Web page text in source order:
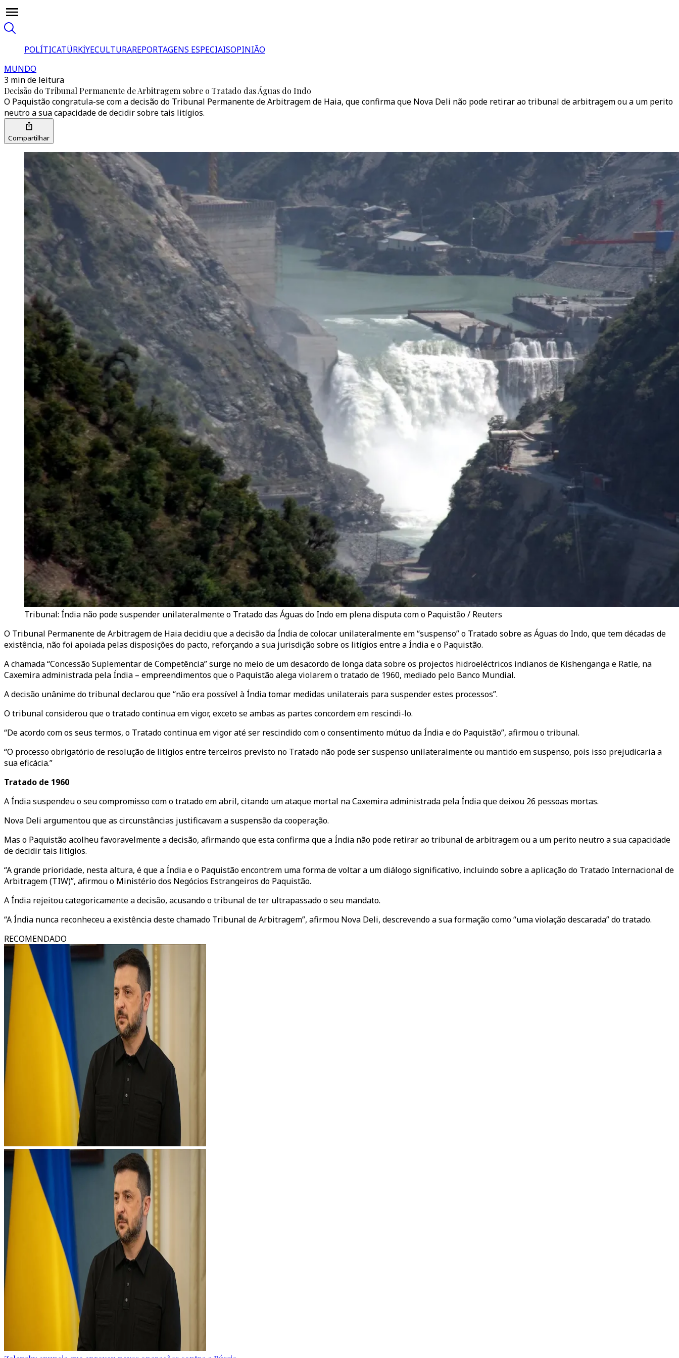
POLÍTICATÜRKİYECULTURAREPORTAGENS ESPECIAISOPINIÃO
MUNDO
3 min de leitura
Decisão do Tribunal Permanente de Arbitragem sobre o Tratado das Águas do Indo
O Paquistão congratula-se com a decisão do Tribunal Permanente de Arbitragem de Haia, que confirma que Nova Deli não pode retirar ao tribunal de arbitragem ou a um perito
neutro a sua capacidade de decidir sobre tais litígios.
Compartilhar
Tribunal: Índia não pode suspender unilateralmente o Tratado das Águas do Indo em plena disputa com o Paquistão / Reuters
O Tribunal Permanente de Arbitragem de Haia decidiu que a decisão da Índia de colocar unilateralmente em “suspenso” o Tratado sobre as Águas do Indo, que tem décadas de
existência, não foi apoiada pelas disposições do pacto, reforçando a sua jurisdição sobre os litígios entre a Índia e o Paquistão.
A chamada “Concessão Suplementar de Competência” surge no meio de um desacordo de longa data sobre os projectos hidroeléctricos indianos de Kishenganga e Ratle, na
Caxemira administrada pela Índia – empreendimentos que o Paquistão alega violarem o tratado de 1960, mediado pelo Banco Mundial.
A decisão unânime do tribunal declarou que “não era possível à Índia tomar medidas unilaterais para suspender estes processos”.
O tribunal considerou que o tratado continua em vigor, exceto se ambas as partes concordem em rescindi-lo.
“De acordo com os seus termos, o Tratado continua em vigor até ser rescindido com o consentimento mútuo da Índia e do Paquistão”, afirmou o tribunal.
“O processo obrigatório de resolução de litígios entre terceiros previsto no Tratado não pode ser suspenso unilateralmente ou mantido em suspenso, pois isso prejudicaria a
sua eficácia.”
Tratado de 1960
A Índia suspendeu o seu compromisso com o tratado em abril, citando um ataque mortal na Caxemira administrada pela Índia que deixou 26 pessoas mortas.
Nova Deli argumentou que as circunstâncias justificavam a suspensão da cooperação.
Mas o Paquistão acolheu favoravelmente a decisão, afirmando que esta confirma que a Índia não pode retirar ao tribunal de arbitragem ou a um perito neutro a sua capacidade
de decidir tais litígios.
“A grande prioridade, nesta altura, é que a Índia e o Paquistão encontrem uma forma de voltar a um diálogo significativo, incluindo sobre a aplicação do Tratado Internacional de
Arbitragem (TIW)”, afirmou o Ministério dos Negócios Estrangeiros do Paquistão.
A Índia rejeitou categoricamente a decisão, acusando o tribunal de ter ultrapassado o seu mandato.
“A Índia nunca reconheceu a existência deste chamado Tribunal de Arbitragem”, afirmou Nova Deli, descrevendo a sua formação como “uma violação descarada” do tratado.
RECOMENDADO